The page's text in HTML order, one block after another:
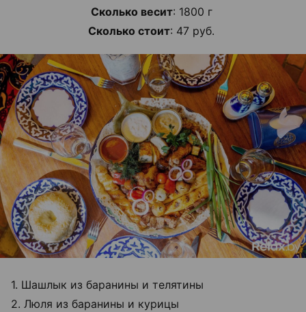
Сколько весит: 1800 г
Сколько стоит: 47 руб.
1. Шашлык из баранины и телятины
2. Люля из баранины и курицы